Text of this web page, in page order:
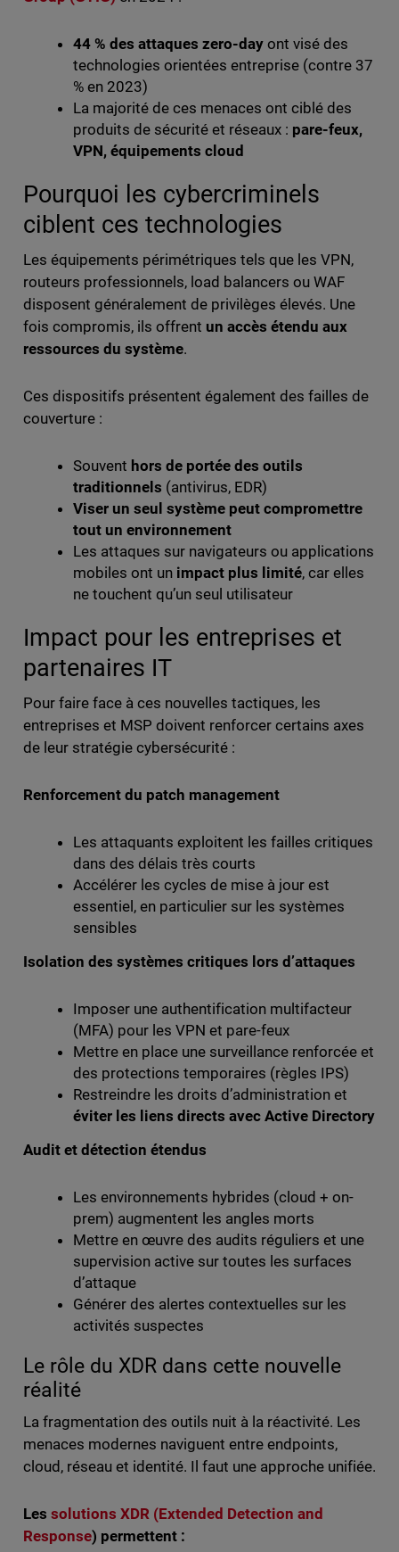
44 % des attaques zero-dayont visé des
technologies orientées entreprise (contre 37
% en 2023)
La majorité de ces menaces ont ciblé des
produits de sécurité et réseaux : pare-feux,
VPN, équipements cloud
Pourquoi les cybercriminels
ciblent ces technologies
Les équipements périmétriques tels que les VPN,
routeurs professionnels, load balancers ou WAF
disposent généralement de privilèges élevés. Une
fois compromis, ils offrent un accès étendu aux
ressources du système.
Ces dispositifs présentent également des failles de
couverture :
Souvent hors de portée des outils
traditionnels (antivirus, EDR)
Viser un seul système peut compromettre
tout un environnement
Les attaques sur navigateurs ou applications
mobiles ont un impact plus limité, car elles
ne touchent qu’un seul utilisateur
Impact pour les entreprises et
partenaires IT
Pour faire face à ces nouvelles tactiques, les
entreprises et MSP doivent renforcer certains axes
de leur stratégie cybersécurité :
Renforcement du patch management
Les attaquants exploitent les failles critiques
dans des délais très courts
Accélérer les cycles de mise à jour est
essentiel, en particulier sur les systèmes
sensibles
Isolation des systèmes critiques lors d’attaques
Imposer une authentification multifacteur
(MFA) pour les VPN et pare-feux
Mettre en place une surveillance renforcée et
des protections temporaires (règles IPS)
Restreindre les droits d’administration et
éviter les liens directs avec Active Directory
Audit et détection étendus
Les environnements hybrides (cloud + on-
prem) augmentent les angles morts
Mettre en œuvre des audits réguliers et une
supervision active sur toutes les surfaces
d’attaque
Générer des alertes contextuelles sur les
activités suspectes
Le rôle du XDR dans cette nouvelle
réalité
La fragmentation des outils nuit à la réactivité. Les
menaces modernes naviguent entre endpoints,
cloud, réseau et identité. Il faut une approche unifiée.
Les solutions XDR (Extended Detection and
Response) permettent :